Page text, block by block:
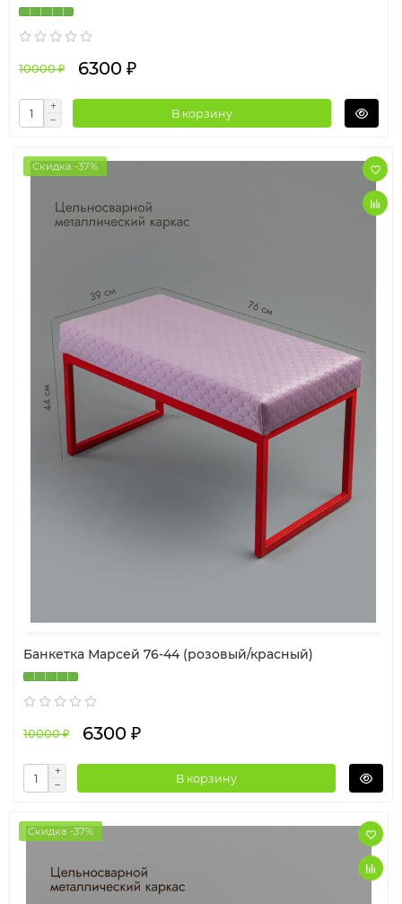
10000 ₽ 6300 ₽
В корзину
Скидка -37%
Банкетка Марсей 76-44 (розовый/красный)
10000 ₽ 6300 ₽
В корзину
Скидка -37%